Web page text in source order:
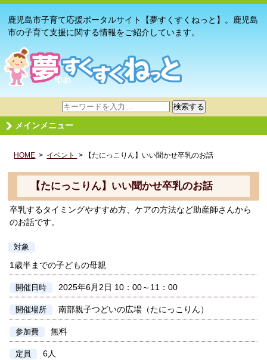
鹿児島市子育て応援ポータルサイト【夢すくすくねっと】。鹿児島
市の子育て支援に関する情報をご紹介しています。
サ
イ
ト
検
検索する
メインメニュー
HOME > イベント > 【たにっこりん】いい聞かせ卒乳のお話
【たにっこりん】いい聞かせ卒乳のお話
卒乳するタイミングやすすめ方、ケアの方法など助産師さんから
のお話です。
対象
1歳半までの子どもの母親
開催日時 2025年6月2日 10：00～11：00
開催場所 南部親子つどいの広場（たにっこりん）
参加費 無料
定員 6人